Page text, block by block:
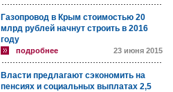
Газопровод в Крым стоимостью 20
млрд рублей начнут строить в 2016
году
подробнее 23 июня 2015
Власти предлагают сэкономить на
пенсиях и социальных выплатах 2,5